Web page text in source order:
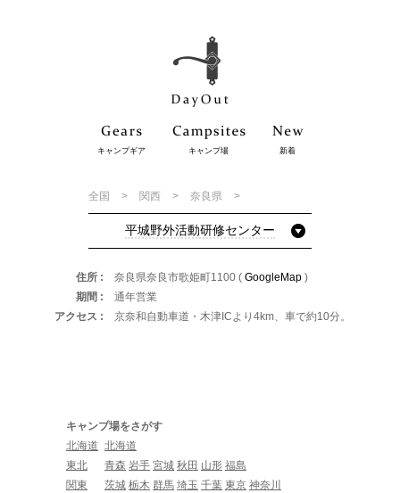
キャンプギア キャンプ場 新着
全国 関西 奈良県
平城野外活動研修センター
住所 奈良県奈良市歌姫町1100 ( GoogleMap)
期間
通年営業
アクセス
京奈和自動車道・木津ICより4km、車で約10分。
キャンプ場をさがす
北海道 北海道
東北
青森 岩手 宮城 秋田 山形 福島
関東
茨城 栃木 群馬 埼玉 千葉 東京 神奈川